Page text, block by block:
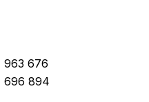
963 676
696 894